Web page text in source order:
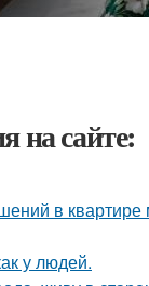
на сайте:
в квартире
у людей.